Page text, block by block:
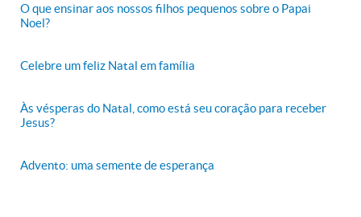
O que ensinar aos nossos filhos pequenos sobre o Papai
Noel?
Celebre um feliz Natal em família
Às vésperas do Natal, como está seu coração para receber
Jesus?
Advento: uma semente de esperança